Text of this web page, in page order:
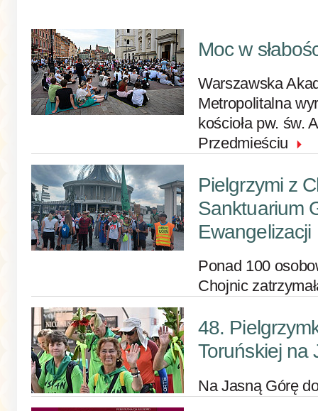
Moc w
Warszawska
Metropolitalna
kościoła pw. św.
Przedmieściu
Pielgrzymi z
Sanktuarium
Ewangelizacji
Ponad 100
Chojnic
48.
Toruńskiej na
Na Jasną Górę